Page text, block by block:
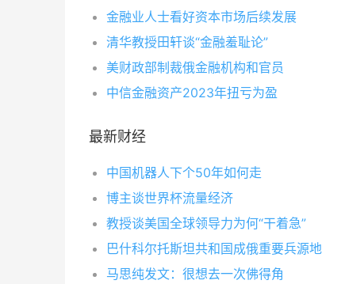
金融业人士看好资本市场后续发展
清华教授田轩谈“金融羞耻论”
美财政部制裁俄金融机构和官员
中信金融资产2023年扭亏为盈
最新财经
中国机器人下个50年如何走
博主谈世界杯流量经济
教授谈美国全球领导力为何“干着急”
巴什科尔托斯坦共和国成俄重要兵源地
马思纯发文：很想去一次佛得角